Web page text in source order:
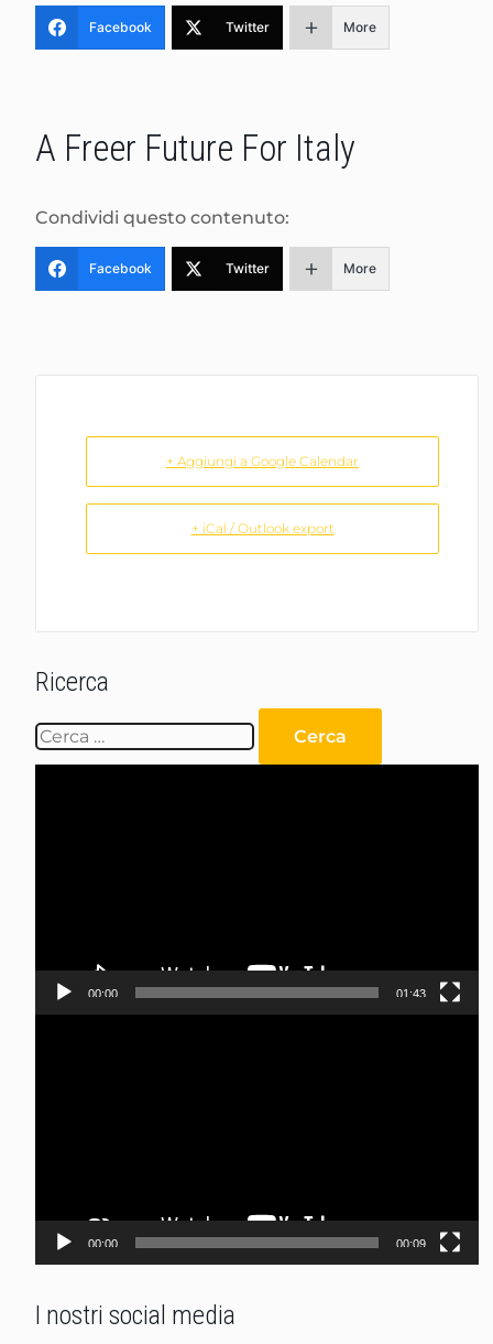
Facebook Twitter More
A Freer Future For Italy
Condividi questo contenuto:
Facebook Twitter More
+ Aggiungi a Google Calendar
+ iCal / Outlook export
Ricerca
Ricerca
per:
00:00 01:43
00:00 00:09
I nostri social media